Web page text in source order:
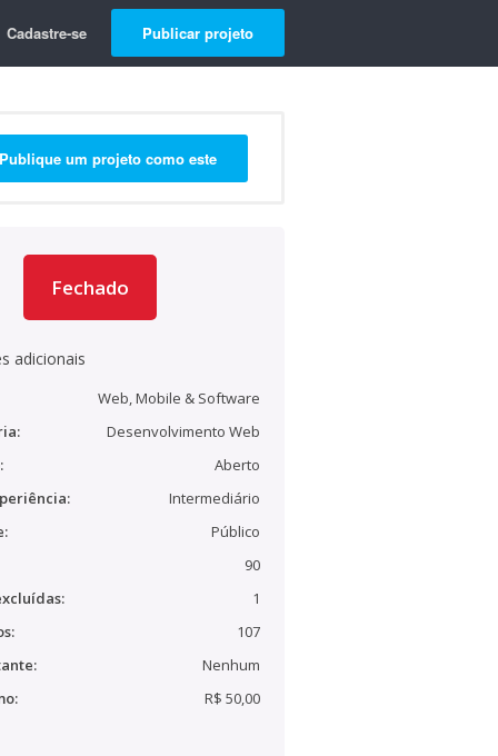
Cadastre-se Publicar projeto
Publique um projeto como este
Fechado
adicionais
Web, Mobile & Software
Desenvolvimento Web
Aberto
Intermediário
Público
90
1
107
Nenhum
R$ 50,00